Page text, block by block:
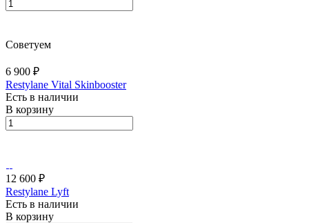
Советуем
6 900 ₽
Restylane Vital Skinbooster
Есть в наличии
В корзину
12 600 ₽
Restylane Lyft
Есть в наличии
В корзину